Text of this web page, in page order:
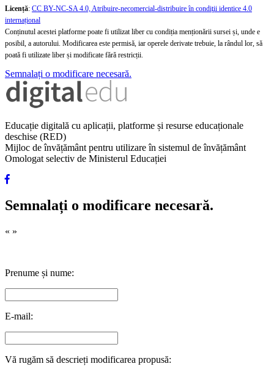
Licență: CC BY-NC-SA 4.0, Atribuire-necomercial-distribuire în condiţii identice 4.0
internațional
Conținutul acestei platforme poate fi utilizat liber cu condiția menționării sursei și, unde e
posibil, a autorului. Modificarea este permisă, iar operele derivate trebuie, la rândul lor, să
poată fi utilizate liber și modificate fără restricții.
Semnalați o modificare necesară.
Educație digitală cu aplicații, platforme și resurse educaționale
deschise (RED)
Mijloc de învățământ pentru utilizare în sistemul de învățământ
Omologat selectiv de Ministerul Educației
Semnalați o modificare necesară.
« »
Prenume și nume:
E-mail:
Vă rugăm să descrieți modificarea propusă: